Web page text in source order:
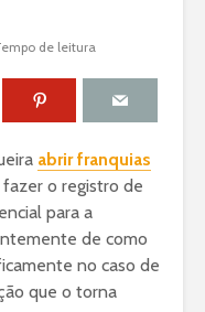
de leitura
abrir franquias
fazer o registro de
para a
de como
no caso de
que o torna